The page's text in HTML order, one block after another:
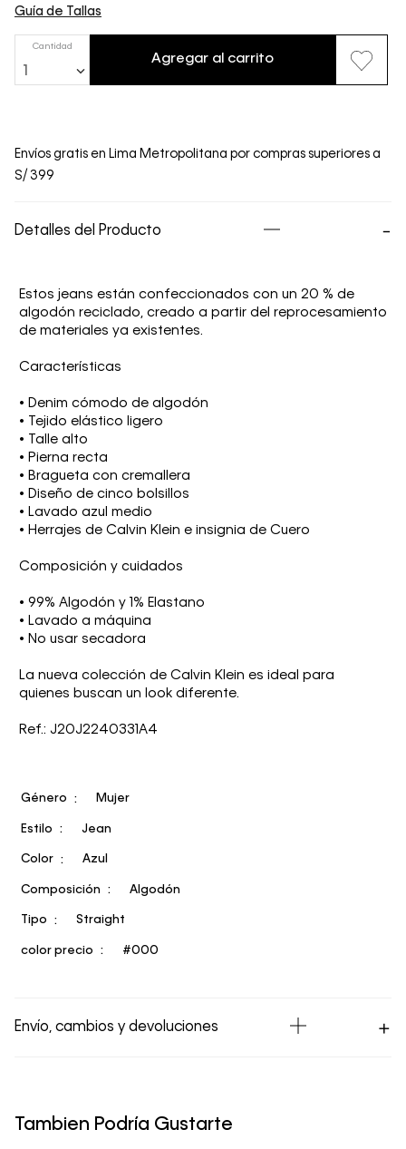
Guía de Tallas
Cantidad
Agregar al carrito
Envíos gratis en Lima Metropolitana por compras superiores a
S/ 399
Detalles del Producto
Estos jeans están confeccionados con un 20 % de
algodón reciclado, creado a partir del reprocesamiento
de materiales ya existentes.
Características
• Denim cómodo de algodón
• Tejido elástico ligero
• Talle alto
• Pierna recta
• Bragueta con cremallera
• Diseño de cinco bolsillos
• Lavado azul medio
• Herrajes de Calvin Klein e insignia de Cuero
Composición y cuidados
• 99% Algodón y 1% Elastano
• Lavado a máquina
• No usar secadora
La nueva colección de Calvin Klein es ideal para
quienes buscan un look diferente.
Ref.: J20J2240331A4
Género Mujer
Estilo Jean
Color Azul
Composición Algodón
Tipo Straight
color precio #000
Envío, cambios y devoluciones
hábiles para envíos a provincia. Envíos gratis en Lima
Tambien Podría Gustarte